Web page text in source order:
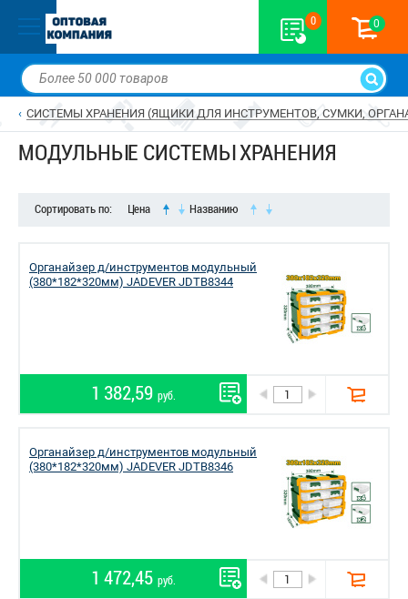
0 0
СИСТЕМЫ ХРАНЕНИЯ (ЯЩИКИ ДЛЯ ИНСТРУМЕНТОВ, СУМКИ,
МОДУЛЬНЫЕ СИСТЕМЫ ХРАНЕНИЯ
Сортировать по: Цена Названию
Органайзер д/инструментов модульный
(380*182*320мм) JADEVER JDTB8344
1 382,59 руб.
Органайзер д/инструментов модульный
(380*182*320мм) JADEVER JDTB8346
1 472,45 руб.